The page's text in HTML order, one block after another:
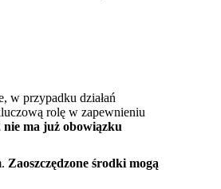
w przypadku działań
rolę w zapewnieniu
ma już obowiązku
Zaoszczędzone środki mogą